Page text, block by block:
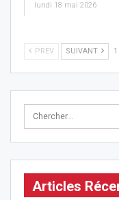
lundi 18 mai 2026
PREV SUIVANT
Articles